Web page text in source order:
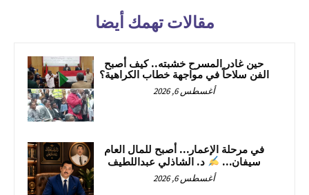
مقالات تهمك أيضا
حين غادر المسرح خشبته.. كيف أصبح
الفن سلاحاً في مواجهة خطاب الكراهية؟
أغسطس 6, 2026
في مرحلة الإعمار… أصبح للمال العام
سيفان…
د. الشاذلي عبداللطيف
أغسطس 6, 2026